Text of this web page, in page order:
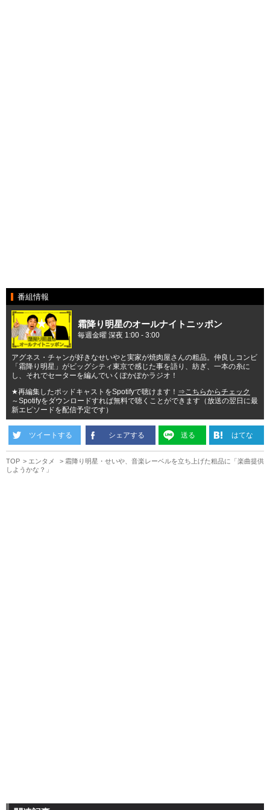
番組情報
霜降り明星のオールナイトニッポン
毎週金曜 深夜 1:00 - 3:00
アグネス・チャンが好きなせいやと実家が焼肉屋さんの粗品。仲良しコンビ
「霜降り明星」がビッグシティ東京で感じた事を語り、紡ぎ、一本の糸に
し、それでセーターを編んでいくぽかぽかラジオ！
★再編集したポッドキャストをSpotifyで聴けます！ ⇒こちらからチェック
～Spotifyをダウンロードすれば無料で聴くことができます（放送の翌日に最
新エピソードを配信予定です）
ツイートする シェアする 送る はてな
TOP エンタメ
霜降り明星・せいや、音楽レーベルを立ち上げた粗品に「楽曲提供
しようかな？」